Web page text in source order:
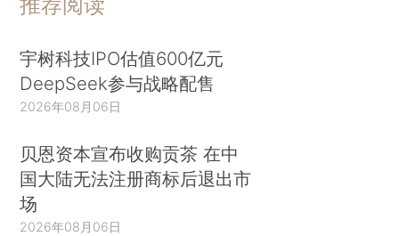
宇树科技IPO估值600亿元
DeepSeek参与战略配售
2026年08月06日
贝恩资本宣布收购贡茶 在中
国大陆无法注册商标后退出市
场
2026年08月06日